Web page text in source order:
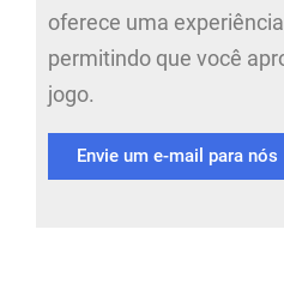
oferece uma
permitindo que você
jogo.
Envie um e-mail para nós